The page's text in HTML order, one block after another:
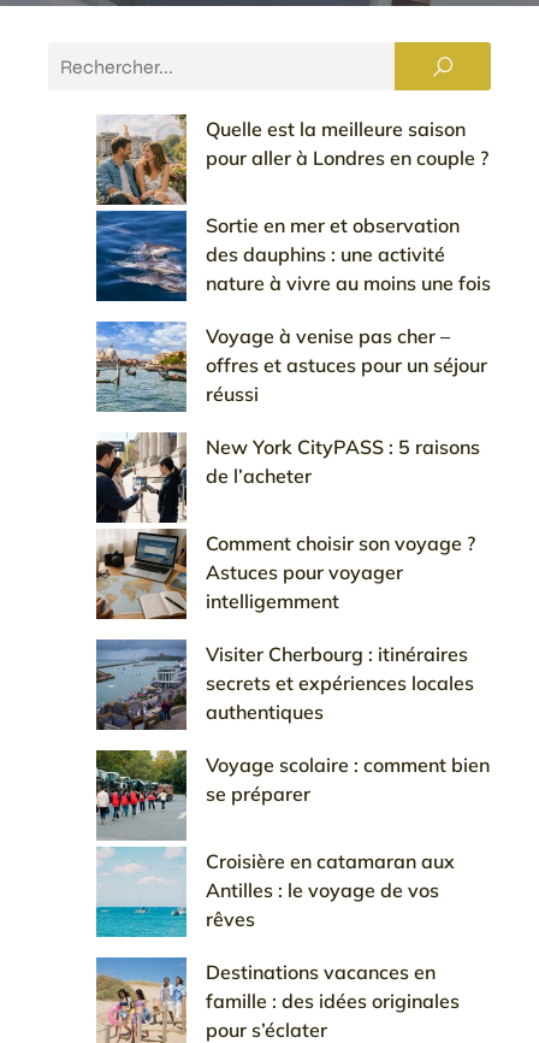
Quelle est la meilleure saison
pour aller à Londres en couple ?
Sortie en mer et observation
des dauphins : une activité
nature à vivre au moins une fois
Voyage à venise pas cher –
offres et astuces pour un séjour
réussi
New York CityPASS : 5 raisons
de l’acheter
Comment choisir son voyage ?
Astuces pour voyager
intelligemment
Visiter Cherbourg : itinéraires
secrets et expériences locales
authentiques
Voyage scolaire : comment bien
se préparer
Croisière en catamaran aux
Antilles : le voyage de vos
rêves
Destinations vacances en
famille : des idées originales
pour s’éclater